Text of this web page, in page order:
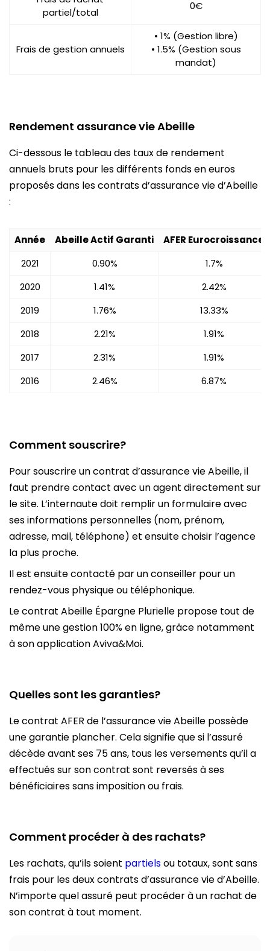
partiel/total
0€
Frais de gestion annuels
• 1% (Gestion libre)
• 1.5% (Gestion sous
mandat)
Rendement assurance vie Abeille
Ci-dessous le tableau des taux de rendement
annuels bruts pour les différents fonds en euros
proposés dans les contrats d’assurance vie d’Abeille
:
Année Abeille Actif Garanti
AFER Eurocroissance
2021
0.90%
1.7%
2020
1.41%
2.42%
2019
1.76%
13.33%
2018
2.21%
1.91%
2017
2.31%
1.91%
2016
2.46% 6.87%
Comment souscrire?
Pour souscrire un contrat d’assurance vie Abeille, il
faut prendre contact avec un agent directement sur
le site. L’internaute doit remplir un formulaire avec
ses informations personnelles (nom, prénom,
adresse, mail, téléphone) et ensuite choisir l’agence
la plus proche.
Il est ensuite contacté par un conseiller pour un
rendez-vous physique ou téléphonique.
Le contrat Abeille Épargne Plurielle propose tout de
même une gestion 100% en ligne, grâce notamment
à son application Aviva&Moi.
Quelles sont les garanties?
Le contrat AFER de l’assurance vie Abeille possède
une garantie plancher. Cela signifie que si l’assuré
décède avant ses 75 ans, tous les versements qu’il a
effectués sur son contrat sont reversés à ses
bénéficiaires sans imposition ou frais.
Comment procéder à des rachats?
Les rachats, qu’ils soient partielsou totaux, sont sans
frais pour les deux contrats d’assurance vie d’Abeille.
N’importe quel assuré peut procéder à un rachat de
son contrat à tout moment.